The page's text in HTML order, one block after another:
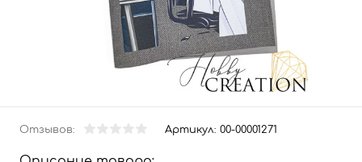
Отзывов: Артикул: 00-00001271